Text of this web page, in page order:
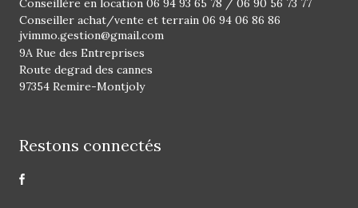
jvimmo.gestion@gmail.com
Conseillère en location 06 94 93 65 78 / 06 90 56 73 77
Conseiller achat/vente et terrain 06 94 06 86 86
9A Rue des Entreprises
Route degrad des cannes
97354 Remire-Montjoly
Restons connectés